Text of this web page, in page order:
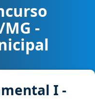
- Prefeitura Municipal
-
I -